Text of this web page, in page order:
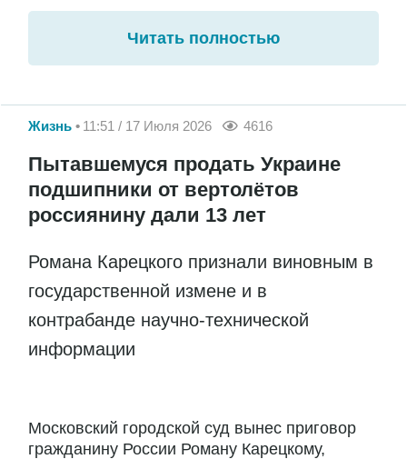
Читать полностью
Жизнь 11:51 / 17 Июля 2026 4616
Пытавшемуся продать Украине
подшипники от вертолётов
россиянину дали 13 лет
Романа Карецкого признали виновным в
государственной измене и в
контрабанде научно-технической
информации
Московский городской суд вынес приговор
гражданину России Роману Карецкому,